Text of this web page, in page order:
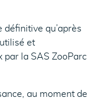
définitive qu’après
et
par la SAS ZooParc
au moment de